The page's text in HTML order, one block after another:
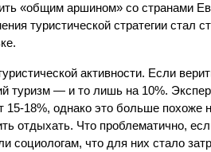
«общим аршином» со странами
туристической стратегии стал
активности. Если
туризм — и то лишь на 10%.
15-18%, однако это больше похоже
отдыхать. Что проблематично,
социологам, что для них стало